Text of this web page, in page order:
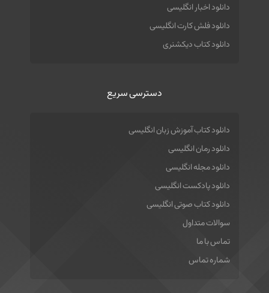
دانلود اخبار انگلیسی
دانلود فلش کارت انگلیسی
دانلود کتاب دیکشنری
دسترسی سریع
دانلود کتاب آموزش زبان انگلیسی
دانلود رمان انگلیسی
دانلود مجله انگلیسی
دانلود پادکست انگلیسی
دانلود کتاب صوتی انگلیسی
سوالات متداول
تماس با ما
شماره تماس